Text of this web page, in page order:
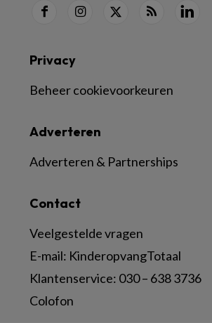
Contact
Veelgestelde vragen
E-mail: KinderopvangTotaal
Klantenservice: 030 – 638 3736
Colofon
Adverteren
Adverteren & Partnerships
Privacy
Beheer cookievoorkeuren